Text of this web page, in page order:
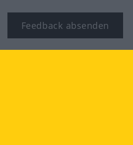
Feedback absenden